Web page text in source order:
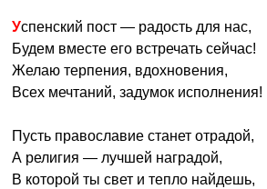
Успенский пост — радость для нас,
Будем вместе его встречать сейчас!
Желаю терпения, вдохновения,
Всех мечтаний, задумок исполнения!
Пусть православие станет отрадой,
А религия — лучшей наградой,
В которой ты свет и тепло найдешь,